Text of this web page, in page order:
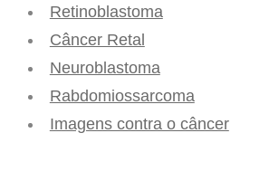
Retinoblastoma
Câncer Retal
Neuroblastoma
Rabdomiossarcoma
Imagens contra o câncer